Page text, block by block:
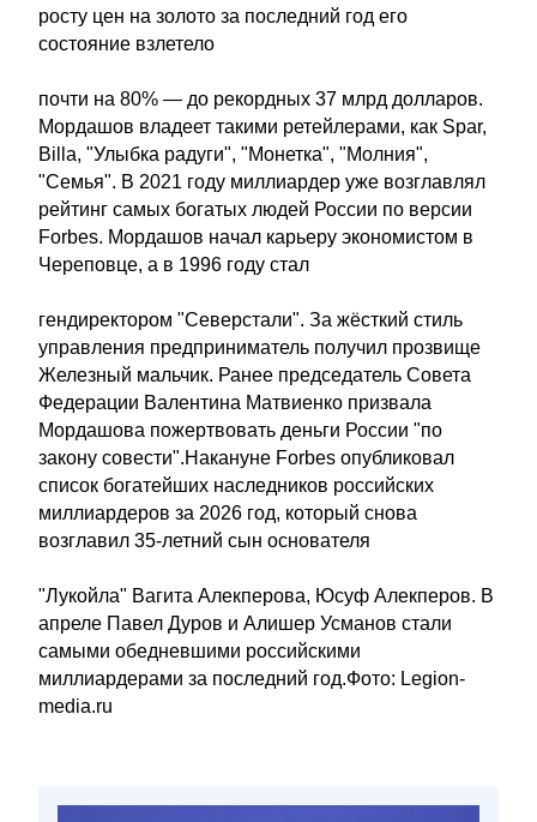
росту цен на золото за последний год его
состояние взлетело
почти на 80% — до рекордных 37 млрд долларов.
Мордашов владеет такими ретейлерами, как Spar,
Billa, "Улыбка радуги", "Монетка", "Молния",
"Семья". В 2021 году миллиардер уже возглавлял
рейтинг самых богатых людей России по версии
Forbes. Мордашов начал карьеру экономистом в
Череповце, а в 1996 году стал
гендиректором "Северстали". За жёсткий стиль
управления предприниматель получил прозвище
Железный мальчик. Ранее председатель Совета
Федерации Валентина Матвиенко призвала
Мордашова пожертвовать деньги России "по
закону совести".Накануне Forbes опубликовал
список богатейших наследников российских
миллиардеров за 2026 год, который снова
возглавил 35-летний сын основателя
"Лукойла" Вагита Алекперова, Юсуф Алекперов. В
апреле Павел Дуров и Алишер Усманов стали
самыми обедневшими российскими
миллиардерами за последний год.Фото: Legion-
media.ru